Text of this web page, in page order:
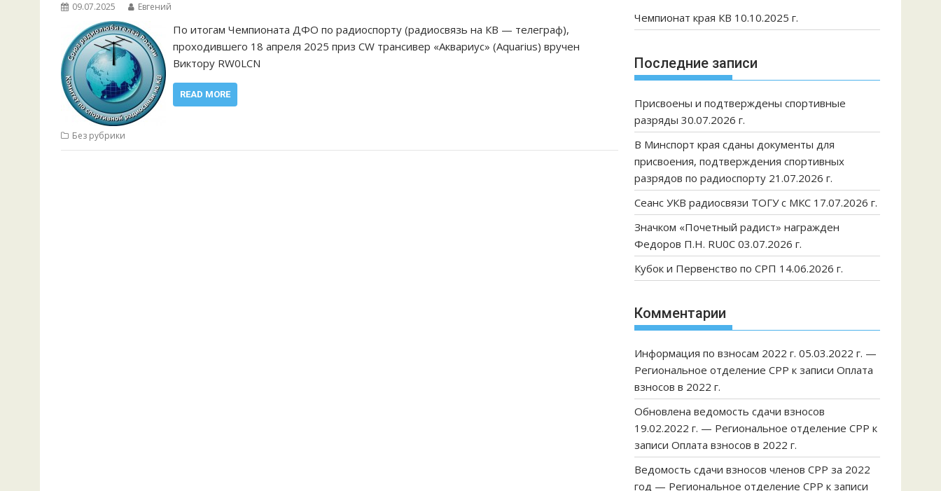
09.07.2025 Евгений
По итогам Чемпионата ДФО по радиоспорту (радиосвязь на КВ — телеграф),
проходившего 18 апреля 2025 приз CW трансивер «Аквариус» (Aquarius) вручен
Виктору RW0LCN
READ MORE
Без рубрики
Чемпионат края КВ 10.10.2025 г.
Последние записи
Присвоены и подтверждены спортивные
разряды 30.07.2026 г.
В Минспорт края сданы документы для
присвоения, подтверждения спортивных
разрядов по радиоспорту 21.07.2026 г.
Сеанс УКВ радиосвязи ТОГУ с МКС 17.07.2026 г.
Значком «Почетный радист» награжден
Федоров П.Н. RU0C 03.07.2026 г.
Кубок и Первенство по СРП 14.06.2026 г.
Комментарии
Информация по взносам 2022 г. 05.03.2022 г. —
Региональное отделение СРР к записи Оплата
взносов в 2022 г.
Обновлена ведомость сдачи взносов
19.02.2022 г. — Региональное отделение СРР к
записи Оплата взносов в 2022 г.
Ведомость сдачи взносов членов СРР за 2022
год — Региональное отделение СРР к записи